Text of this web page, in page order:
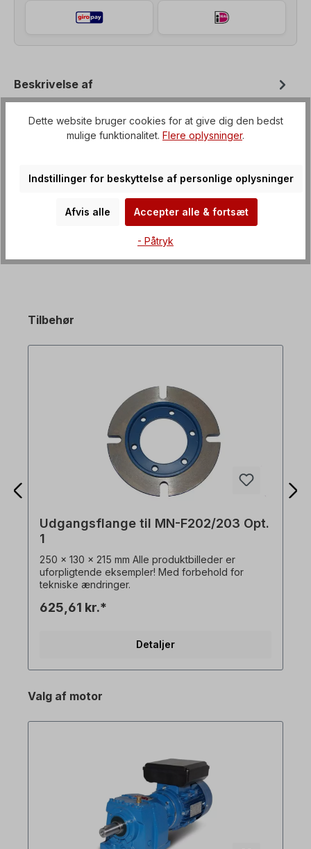
Beskrivelse af
flangemontering fra B3 til B35, Spænding=3 x
230/400 V-50 Hz, 3 x 265/460 V-60 Hz (± 5 %…
Ejendomme
Downloads
Tilbehør
Udgangsflange til MN-F202/203 Opt.
1
250 x 130 x 215 mm Alle produktbilleder er
uforpligtende eksempler! Med forbehold for
tekniske ændringer.
625,61 kr.*
Detaljer
Valg af motor
Dette website bruger cookies for at give dig den bedst
mulige funktionalitet. Flere oplysninger.
Indstillinger for beskyttelse af personlige oplysninger
Afvis alle Accepter alle & fortsæt
- Påtryk